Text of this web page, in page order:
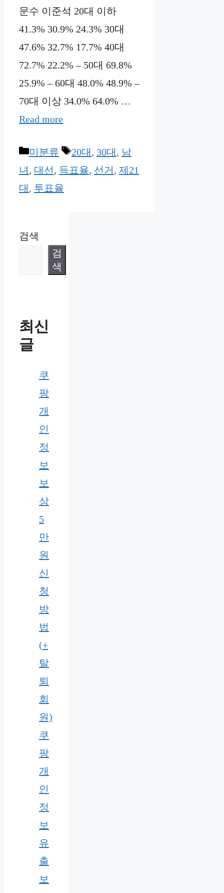
문수 이준석 20대 이하
41.3% 30.9% 24.3% 30대
47.6% 32.7% 17.7% 40대
72.7% 22.2% – 50대 69.8%
25.9% – 60대 48.0% 48.9% –
70대 이상 34.0% 64.0% …
Read more
Categories
미분류 Tags
20대 , 30대 , 남
녀 , 대선, 득표율, 선거 , 제21
대 , 투표율
검색
검
색
최신
글
쿠
팡
개
인
정
보
보
상
5
만
원
신
청
방
법
(+
탈
퇴
회
원)
쿠
팡
개
인
정
보
유
출
보